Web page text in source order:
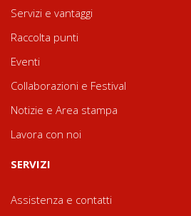
Servizi e vantaggi
Raccolta punti
Eventi
Collaborazioni e Festival
Notizie e Area stampa
Lavora con noi
SERVIZI
Assistenza e contatti